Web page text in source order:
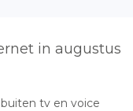
in augustus
tv en voice